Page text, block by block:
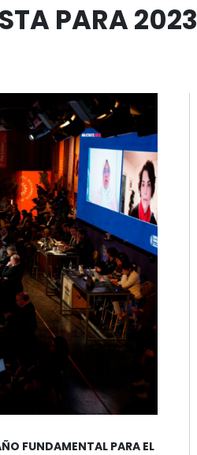
PARA 2023
FUNDAMENTAL PARA EL